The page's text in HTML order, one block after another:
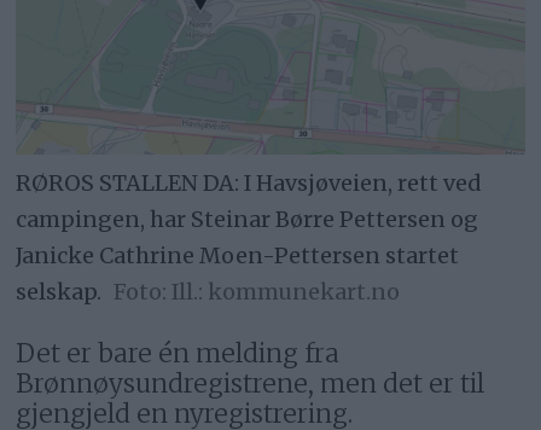
RØROS STALLEN DA: I Havsjøveien, rett ved
campingen, har Steinar Børre Pettersen og
Janicke Cathrine Moen-Pettersen startet
selskap.
Ill.: kommunekart.no
Det er bare én melding fra
Brønnøysundregistrene, men det er til
gjengjeld en nyregistrering.